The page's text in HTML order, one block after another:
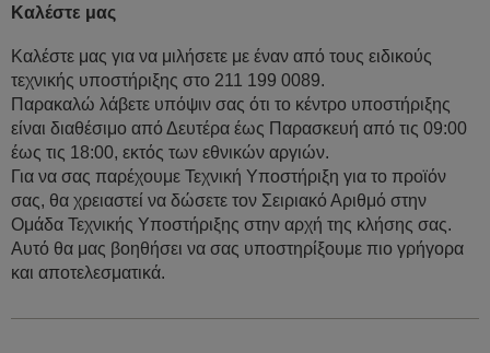
Καλέστε μας
Καλέστε μας για να μιλήσετε με έναν από τους ειδικούς
τεχνικής υποστήριξης στο 211 199 0089.
Παρακαλώ λάβετε υπόψιν σας ότι το κέντρο υποστήριξης
είναι διαθέσιμο από Δευτέρα έως Παρασκευή από τις 09:00
έως τις 18:00, εκτός των εθνικών αργιών.
Για να σας παρέχουμε Τεχνική Υποστήριξη για το προϊόν
σας, θα χρειαστεί να δώσετε τον Σειριακό Αριθμό στην
Ομάδα Τεχνικής Υποστήριξης στην αρχή της κλήσης σας.
Αυτό θα μας βοηθήσει να σας υποστηρίξουμε πιο γρήγορα
και αποτελεσματικά.